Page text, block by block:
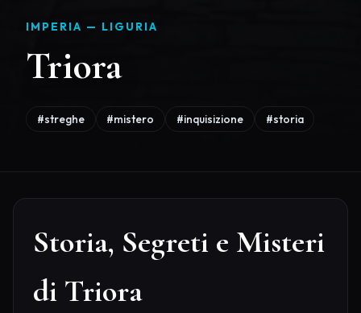
IMPERIA — LIGURIA
Triora
#streghe #mistero #inquisizione #storia
Storia, Segreti e Misteri
di Triora